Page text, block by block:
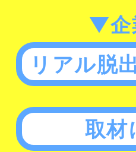
▼企
リアル脱
取材